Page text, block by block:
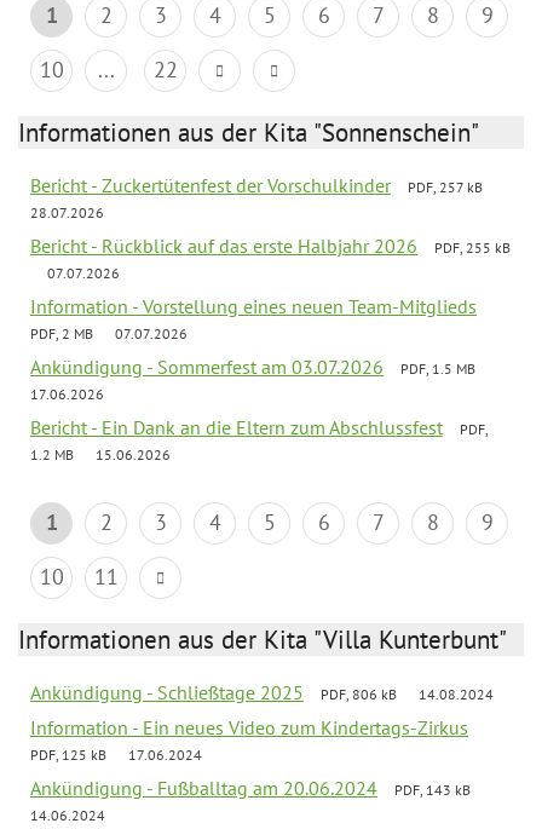
1 2 3 4 5 6 7 8
9
10
... 22
Informationen aus der Kita "Sonnenschein"
Bericht - Zuckertütenfest der Vorschulkinder
PDF, 257 kB
28.07.2026
Bericht - Rückblick auf das erste Halbjahr 2026
PDF, 255 kB
07.07.2026
Information - Vorstellung eines neuen Team-Mitglieds
PDF, 2 MB 07.07.2026
Ankündigung - Sommerfest am 03.07.2026
PDF, 1.5 MB
17.06.2026
Bericht - Ein Dank an die Eltern zum Abschlussfest
PDF,
1.2 MB
15.06.2026
1 2 3 4 5 6 7 8
9
10
11
Informationen aus der Kita "Villa Kunterbunt"
Ankündigung - Schließtage 2025 PDF, 806 kB 14.08.2024
Information - Ein neues Video zum Kindertags-Zirkus
PDF, 125 kB 17.06.2024
Ankündigung - Fußballtag am 20.06.2024
PDF, 143 kB
14.06.2024